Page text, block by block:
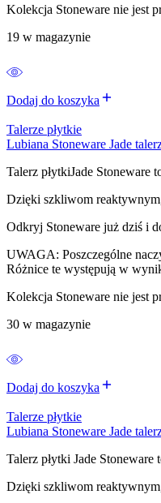
Kolekcja Stoneware nie jest
19 w magazynie
Dodaj do koszyka
Talerze płytkie
Lubiana Stoneware Jade
Talerz płytkiJade Stoneware
Dzięki szkliwom
Odkryj Stoneware już dziś i
UWAGA: Poszczególne
Różnice te występują w
Kolekcja Stoneware nie jest
30 w magazynie
Dodaj do koszyka
Talerze płytkie
Lubiana Stoneware Jade
Talerz płytki Jade Stoneware
Dzięki szkliwom